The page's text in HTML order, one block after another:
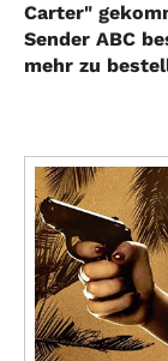
Carter"
Sender ABC
mehr zu